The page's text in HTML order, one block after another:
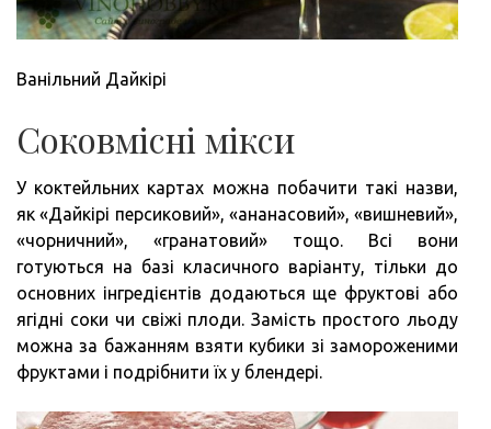
Ванільний Дайкірі
Соковмісні мікси
У коктейльних картах можна побачити такі назви,
як «Дайкірі персиковий», «ананасовий», «вишневий»,
«чорничний», «гранатовий» тощо. Всі вони
готуються на базі класичного варіанту, тільки до
основних інгредієнтів додаються ще фруктові або
ягідні соки чи свіжі плоди. Замість простого льоду
можна за бажанням взяти кубики зі замороженими
фруктами і подрібнити їх у блендері.